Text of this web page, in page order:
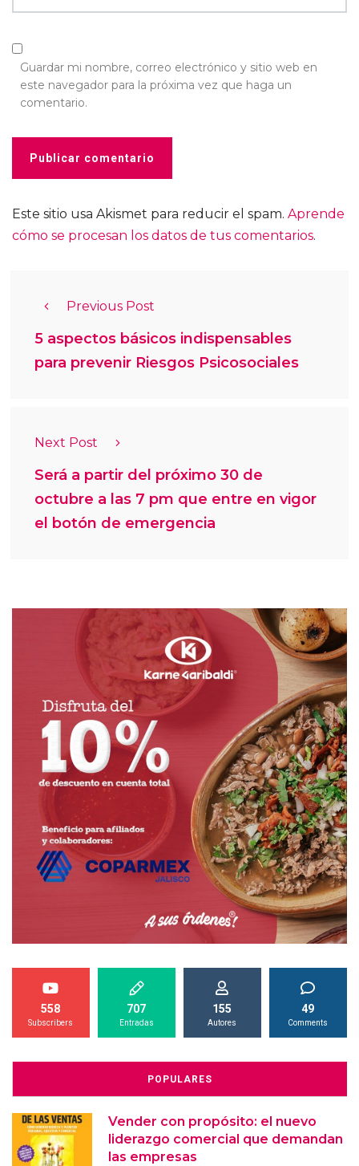
Guardar mi nombre, correo electrónico y sitio web en
este navegador para la próxima vez que haga un
comentario.
Este sitio usa Akismet para reducir el spam. Aprende
cómo se procesan los datos de tus comentarios.
Previous Post
5 aspectos básicos indispensables
para prevenir Riesgos Psicosociales
Next Post
Será a partir del próximo 30 de
octubre a las 7 pm que entre en vigor
el botón de emergencia
558
Subscribers
707
Entradas
155
Autores
49
Comments
POPULARES
Vender con propósito: el nuevo
liderazgo comercial que demandan
las empresas